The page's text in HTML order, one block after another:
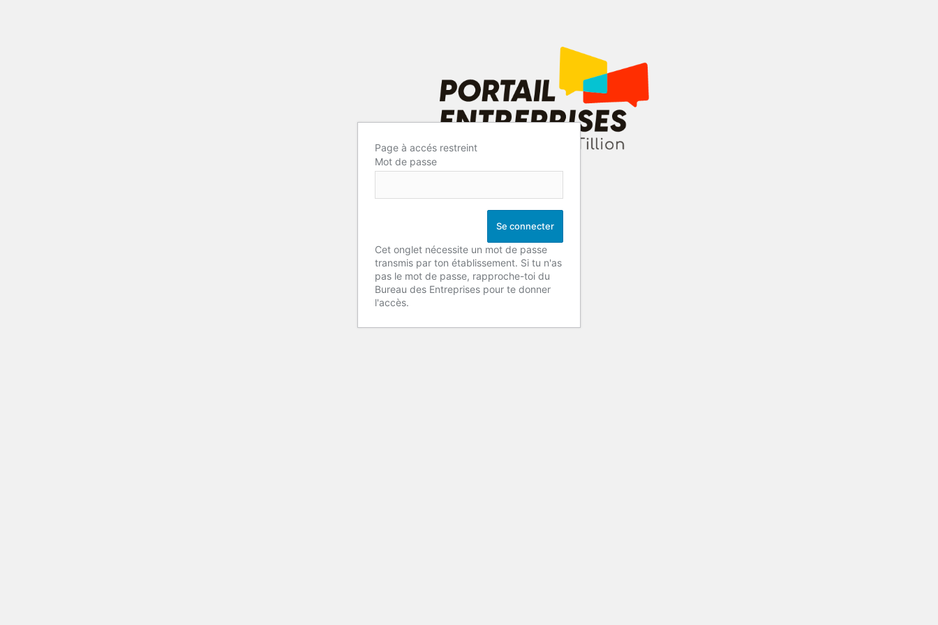
Page à accés restreint
Mot de passe
Cet onglet nécessite un mot de passe
transmis par ton établissement. Si tu n'as
pas le mot de passe, rapproche-toi du
Bureau des Entreprises pour te donner
l'accès.